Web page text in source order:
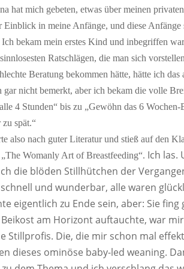
hat mich gebeten, etwas über meinen
Einblick in meine Anfänge, und diese
bekam mein erstes Kind und inbegriffen
Ratschlägen, die man sich
Beratung bekommen hätte, hätte ich das
gar nicht bemerkt, aber ich bekam die volle
4 Stunden“ bis zu „Gewöhn das 6
zu spät.“
also nach guter Literatur und stieß auf den
Womanly Art of Breastfeeding“. Ich las.
die blöden Stillhütchen der
und wunderbar, alle waren
eigentlich zu Ende sein, aber: Sie
am Horizont auftauchte, war
Stillprofis. Die, die mir schon mal
dieses ominöse baby-led weaning.